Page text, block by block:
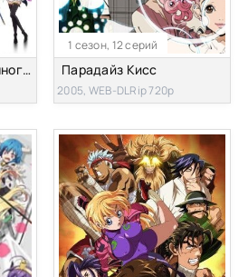
Хроники непобежденного Бахамута
1 сезон, 12 серий
Парадайз Кисс
2005, WEB-DLRip 720p